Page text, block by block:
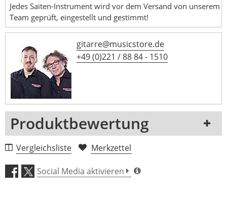
Jedes Saiten-Instrument wird vor dem Versand von unserem
Team geprüft, eingestellt und gestimmt!
gitarre@musicstore.de
+49 (0)221 / 88 84 - 1510
Produktbewertung
1 Rezension
5 Sterne
4 Sterne
Vergleichsliste Merkzettel
Social Media aktivieren